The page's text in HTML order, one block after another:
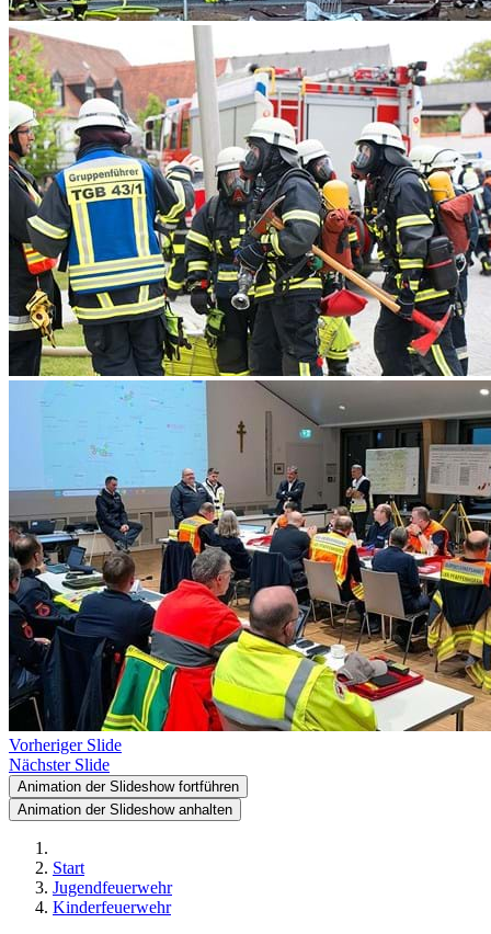
Vorheriger Slide
Nächster Slide
Animation der Slideshow fortführen
Animation der Slideshow anhalten
Start
Jugendfeuerwehr
Kinderfeuerwehr